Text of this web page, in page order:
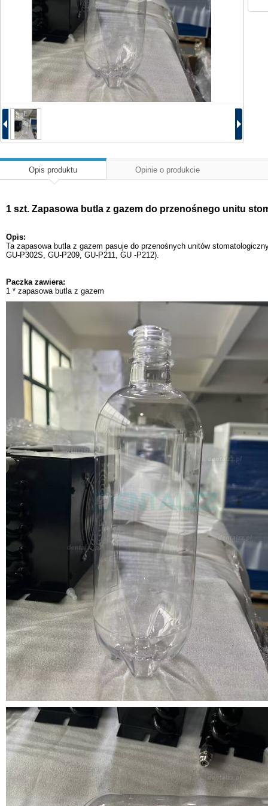
Opis produktu Opinie o produkcie
1 szt. Zapasowa butla z gazem do przenośnego unitu
Opis:
Ta zapasowa butla z gazem pasuje do przenośnych unitów
GU-P302S, GU-P209, GU-P211, GU -P212).
Paczka zawiera:
1 * zapasowa butla z gazem